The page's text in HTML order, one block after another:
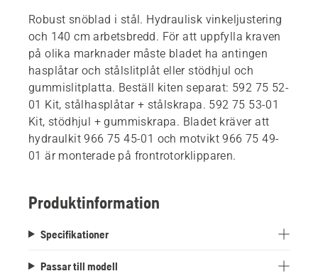
Robust snöblad i stål. Hydraulisk vinkeljustering
och 140 cm arbetsbredd. För att uppfylla kraven
på olika marknader måste bladet ha antingen
hasplåtar och stålslitplåt eller stödhjul och
gummislitplatta. Beställ kiten separat: 592 75 52-
01 Kit, stålhasplåtar + stålskrapa. 592 75 53-01
Kit, stödhjul + gummiskrapa. Bladet kräver att
hydraulkit 966 75 45-01 och motvikt 966 75 49-
01 är monterade på frontrotorklipparen.
Produktinformation
Specifikationer
Passar till modell